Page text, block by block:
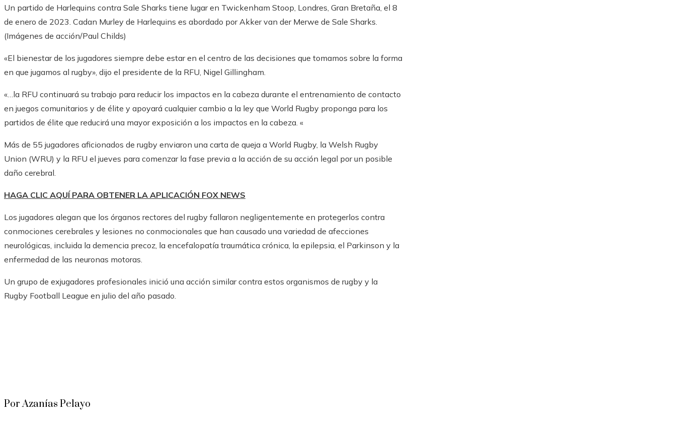
Un partido de Harlequins contra Sale Sharks tiene lugar en Twickenham Stoop, Londres, Gran Bretaña, el 8
de enero de 2023. Cadan Murley de Harlequins es abordado por Akker van der Merwe de Sale Sharks.
(Imágenes de acción/Paul Childs)
«El bienestar de los jugadores siempre debe estar en el centro de las decisiones que tomamos sobre la forma
en que jugamos al rugby», dijo el presidente de la RFU, Nigel Gillingham.
«…la RFU continuará su trabajo para reducir los impactos en la cabeza durante el entrenamiento de contacto
en juegos comunitarios y de élite y apoyará cualquier cambio a la ley que World Rugby proponga para los
partidos de élite que reducirá una mayor exposición a los impactos en la cabeza. «
Más de 55 jugadores aficionados de rugby enviaron una carta de queja a World Rugby, la Welsh Rugby
Union (WRU) y la RFU el jueves para comenzar la fase previa a la acción de su acción legal por un posible
daño cerebral.
HAGA CLIC AQUÍ PARA OBTENER LA APLICACIÓN FOX NEWS
Los jugadores alegan que los órganos rectores del rugby fallaron negligentemente en protegerlos contra
conmociones cerebrales y lesiones no conmocionales que han causado una variedad de afecciones
neurológicas, incluida la demencia precoz, la encefalopatía traumática crónica, la epilepsia, el Parkinson y la
enfermedad de las neuronas motoras.
Un grupo de exjugadores profesionales inició una acción similar contra estos organismos de rugby y la
Rugby Football League en julio del año pasado.
Por Azanías Pelayo